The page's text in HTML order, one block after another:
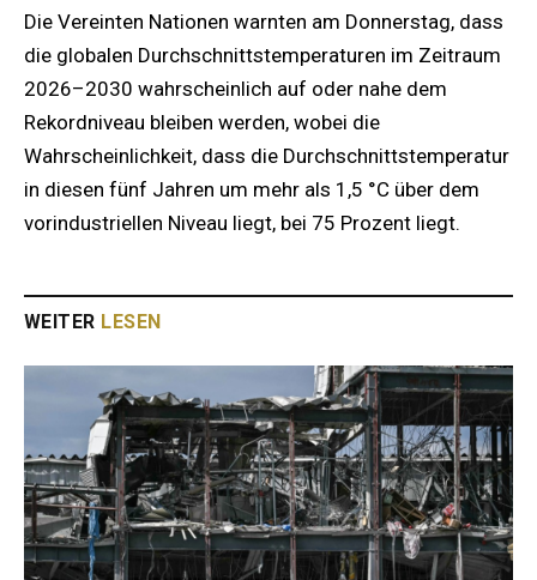
Die Vereinten Nationen warnten am Donnerstag, dass
die globalen Durchschnittstemperaturen im Zeitraum
2026–2030 wahrscheinlich auf oder nahe dem
Rekordniveau bleiben werden, wobei die
Wahrscheinlichkeit, dass die Durchschnittstemperatur
in diesen fünf Jahren um mehr als 1,5 °C über dem
vorindustriellen Niveau liegt, bei 75 Prozent liegt.
WEITER LESEN